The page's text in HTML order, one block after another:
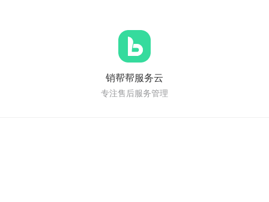
销帮帮服务云
专注售后服务管理